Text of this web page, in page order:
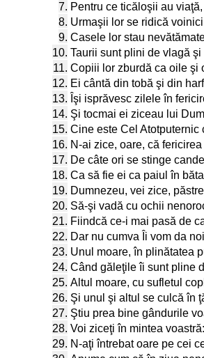
7. Pentru ce ticăloşii au
8. Urmaşii lor se ridică
9. Casele lor stau
10. Taurii sunt plini de vlagă
11. Copiii lor zburdă ca oile şi
12. Ei cântă din tobă şi din
13. Îşi isprăvesc zilele în
14. Şi tocmai ei ziceau lui
15. Cine este Cel Atotputernic
16. N-ai zice, oare, că
17. De câte ori se stinge
18. Ca să fie ei ca paiul în
19. Dumnezeu, vei zice,
20. Să-şi vadă cu ochii
21. Fiindcă ce-i mai pasă de
22. Dar nu cumva Îi vom da
23. Unul moare, în plinătatea
24. Când găleţile îi sunt pline
25. Altul moare, cu sufletul
26. Şi unul şi altul se culcă în
27. Ştiu prea bine gândurile
28. Voi ziceţi în mintea
29. N-aţi întrebat oare pe cei